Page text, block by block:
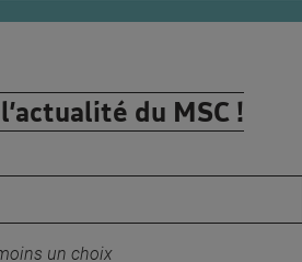
du MSC !
un choix